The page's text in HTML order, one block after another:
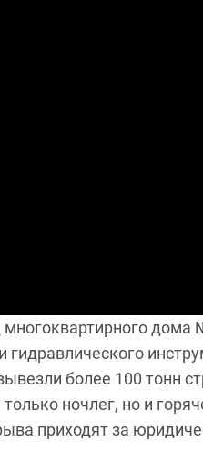
дома
более 100 тонн
ночлег, но и
приходят за